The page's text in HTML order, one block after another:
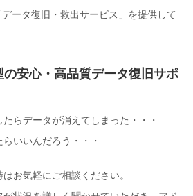
ータ復旧・救出サービス」を提供して
の安心・高品質データ復旧サポ
たらデータが消えてしまった・・・
らいいんだろう・・・
はお気軽にご相談ください。